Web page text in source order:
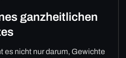
ganzheitlichen
es nicht nur darum, Gewichte